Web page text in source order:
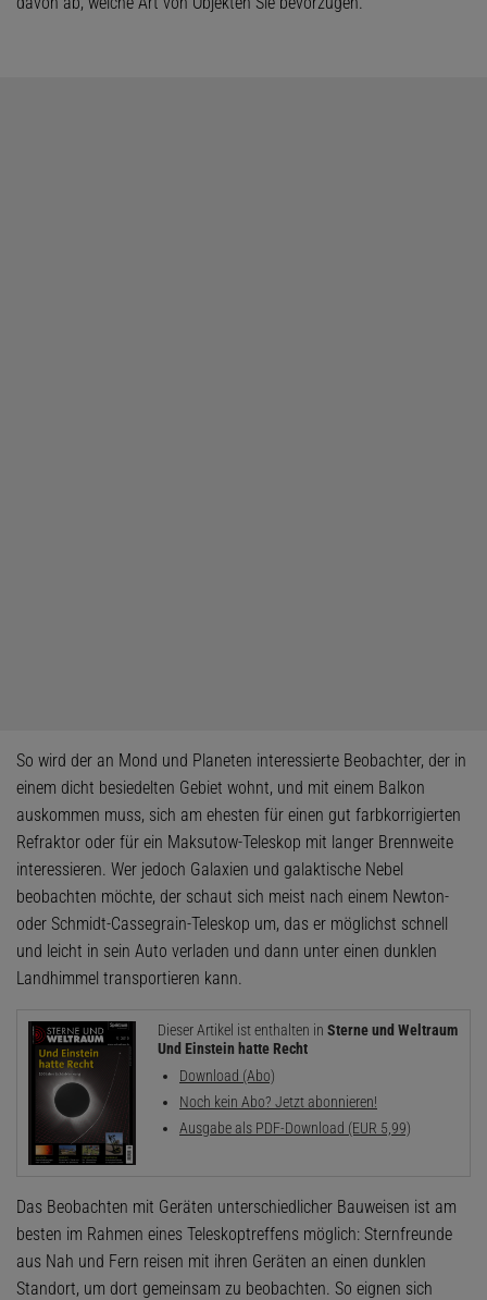
So wird der an Mond und Planeten interessierte Beobachter, der in
einem dicht besiedelten Gebiet wohnt, und mit einem Balkon
auskommen muss, sich am ehesten für einen gut farbkorrigierten
Refraktor oder für ein Maksutow-Tele­skop mit langer Brennweite
interessieren. Wer jedoch Galaxien und galaktische Nebel
beobachten möchte, der schaut sich meist nach einem Newton-
oder Schmidt-Cassegrain-Teleskop um, das er möglichst schnell
und leicht in sein Auto verladen und dann unter einen dunklen
Landhimmel transportieren kann.
Dieser Artikel ist enthalten in Sterne und Weltraum
Und Einstein hatte Recht
Download (Abo)
Noch kein Abo? Jetzt abonnieren!
Ausgabe als PDF-Download (EUR 5,99)
Das Beobachten mit Geräten unterschiedlicher Bauweisen ist am
besten im Rahmen eines Teleskoptreffens möglich: Sternfreunde
aus Nah und Fern reisen mit ihren Geräten an einen dunklen
Standort, um dort gemeinsam zu beobachten. So eignen sich